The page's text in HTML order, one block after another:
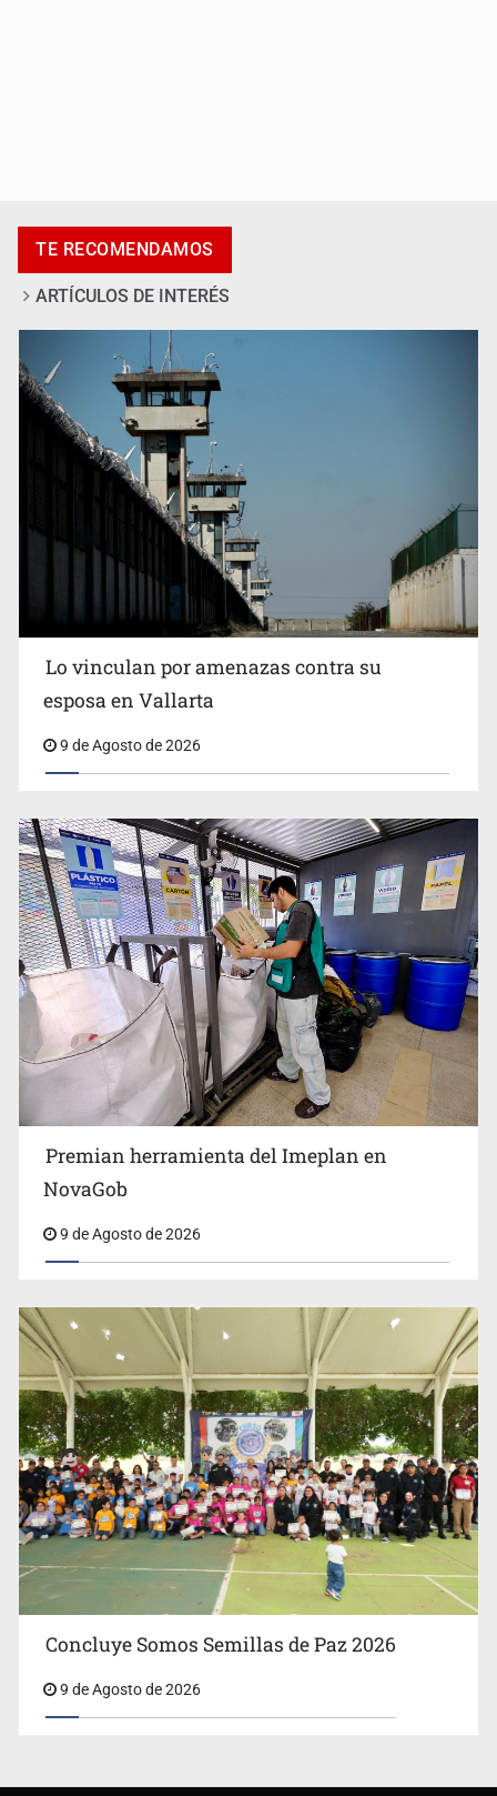
Unidos en el Azteca
Fallece Don Nelson, quíntuple campeón NBA, a los 86
años
Congreso pide a la SEP combatir discursos de odio y
desinformación en redes e IA
Lo vinculan por amenazas contra su esposa en Vallarta
TE RECOMENDAMOS
ARTÍCULOS DE INTERÉS
Lo vinculan por amenazas contra su
esposa en Vallarta
9 de Agosto de 2026
Premian herramienta del Imeplan en
NovaGob
9 de Agosto de 2026
Concluye Somos Semillas de Paz 2026
9 de Agosto de 2026